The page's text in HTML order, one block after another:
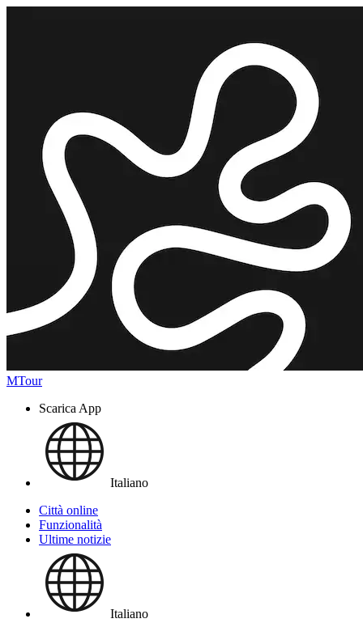
MTour
Scarica App
Italiano
Città online
Funzionalità
Ultime notizie
Italiano